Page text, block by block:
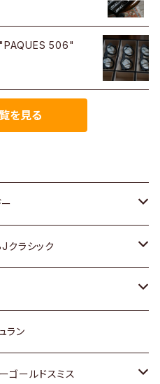
506"
を見る
ラシック
）
）
）
ラン
ゴールドスミス